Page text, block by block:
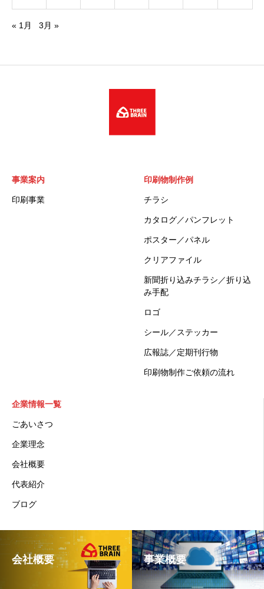
« 1月 3月 »
事業案内
印刷事業
印刷物制作例
チラシ
カタログ／パンフレット
ポスター／パネル
クリアファイル
新聞折り込みチラシ／折り込
み手配
ロゴ
シール／ステッカー
広報誌／定期刊行物
印刷物制作ご依頼の流れ
企業情報一覧
ごあいさつ
企業理念
会社概要
代表紹介
ブログ
会社概要 事業概要